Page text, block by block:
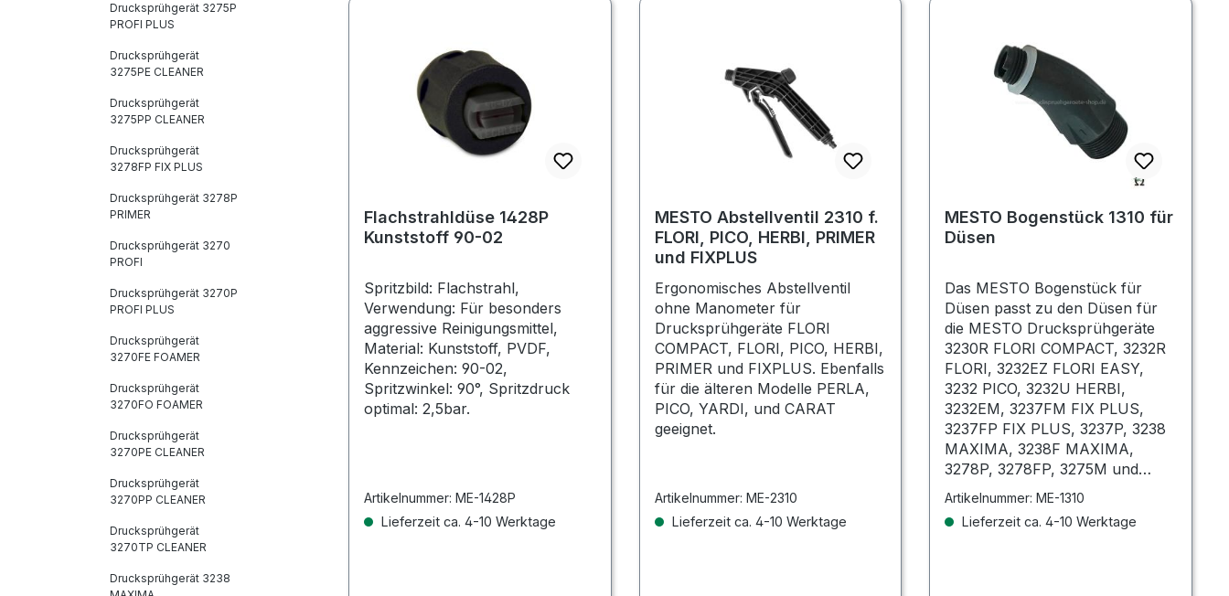
Drucksprühgerät 3275P
PROFI PLUS
Drucksprühgerät
3275PE CLEANER
Drucksprühgerät
3275PP CLEANER
Drucksprühgerät
3278FP FIX PLUS
Drucksprühgerät 3278P
PRIMER
Drucksprühgerät 3270
PROFI
Drucksprühgerät 3270P
PROFI PLUS
Drucksprühgerät
3270FE FOAMER
Drucksprühgerät
3270FO FOAMER
Drucksprühgerät
3270PE CLEANER
Drucksprühgerät
3270PP CLEANER
Drucksprühgerät
3270TP CLEANER
Drucksprühgerät 3238
Flachstrahldüse 1428P
Kunststoff 90-02
Spritzbild: Flachstrahl,
Verwendung: Für besonders
aggressive Reinigungsmittel,
Material: Kunststoff, PVDF,
Kennzeichen: 90-02,
Spritzwinkel: 90°, Spritzdruck
optimal: 2,5bar.
Artikelnummer: ME-1428P
Lieferzeit ca. 4-10 Werktage
MESTO Abstellventil 2310 f.
FLORI, PICO, HERBI, PRIMER
und FIXPLUS
Ergonomisches Abstellventil
ohne Manometer für
Drucksprühgeräte FLORI
COMPACT, FLORI, PICO, HERBI,
PRIMER und FIXPLUS. Ebenfalls
für die älteren Modelle PERLA,
PICO, YARDI, und CARAT
geeignet.
Artikelnummer: ME-2310
Lieferzeit ca. 4-10 Werktage
MESTO Bogenstück 1310 für
Düsen
Das MESTO Bogenstück für
Düsen passt zu den Düsen für
die MESTO Drucksprühgeräte
3230R FLORI COMPACT, 3232R
FLORI, 3232EZ FLORI EASY,
3232 PICO, 3232U HERBI,
3232EM, 3237FM FIX PLUS,
3237FP FIX PLUS, 3237P, 3238
MAXIMA, 3238F MAXIMA,
3278P, 3278FP, 3275M und
3270. Beim Wechsel des MESTO
auch die Dichtung ME-1207 oder
Artikelnummer:ME-1310
Lieferzeit ca. 4-10 Werktage